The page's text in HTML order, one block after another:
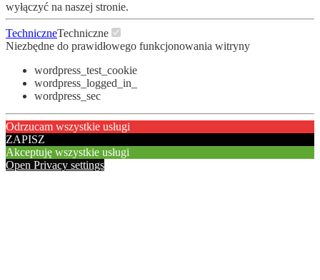
wyłączyć na naszej stronie.
TechniczneTechniczne
Niezbędne do prawidłowego funkcjonowania witryny
wordpress_test_cookie
wordpress_logged_in_
wordpress_sec
Odrzucam wszystkie usługi
ZAPISZ
Akceptuję wszystkie usługi
Open Privacy settings